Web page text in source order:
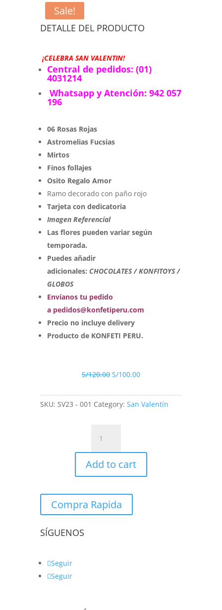
Sale!
DETALLE DEL PRODUCTO
¡CELEBRA SAN VALENTIN!
Central de pedidos: (01)
4031214
Whatsapp y Atención: 942 057
196
06 Rosas Rojas
Astromelias Fucsias
Mirtos
Finos follajes
Osito Regalo Amor
Ramo decorado con paño rojo
Tarjeta con dedicatoria
Imagen Referencial
Las flores pueden variar según
temporada.
Puedes añadir
adicionales: CHOCOLATES / KONFITOYS /
GLOBOS
Envíanos tu pedido
a pedidos@konfetiperu.com
Precio no incluye delivery
Producto de KONFETI PERU.
S/120.00 S/100.00
SKU: SV23 - 001 Category: San Valentín
KONFITOY
quantity
Add to cart
Compra Rapida
SÍGUENOS
Seguir
Seguir